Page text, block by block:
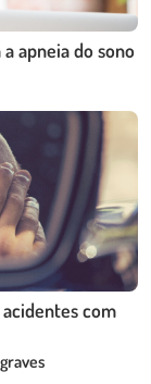
apneia do sono
com